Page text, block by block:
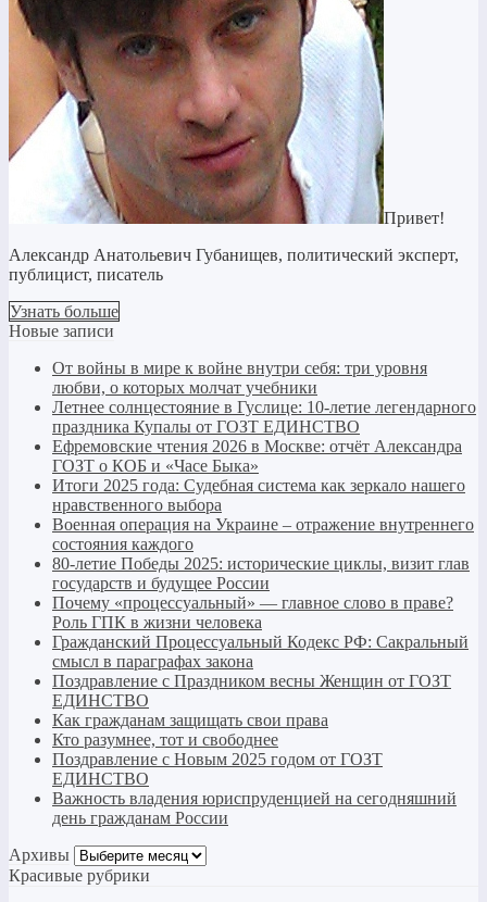
Привет!
Александр Анатольевич Губанищев, политический эксперт,
публицист, писатель
Узнать больше
Новые записи
От войны в мире к войне внутри себя: три уровня
любви, о которых молчат учебники
Летнее солнцестояние в Гуслице: 10-летие легендарного
праздника Купалы от ГОЗТ ЕДИНСТВО
Ефремовские чтения 2026 в Москве: отчёт Александра
ГОЗТ о КОБ и «Часе Быка»
Итоги 2025 года: Судебная система как зеркало нашего
нравственного выбора
Военная операция на Украине – отражение внутреннего
состояния каждого
80-летие Победы 2025: исторические циклы, визит глав
государств и будущее России
Почему «процессуальный» — главное слово в праве?
Роль ГПК в жизни человека
Гражданский Процессуальный Кодекс РФ: Сакральный
смысл в параграфах закона
Поздравление с Праздником весны Женщин от ГОЗТ
ЕДИНСТВО
Как гражданам защищать свои права
Кто разумнее, тот и свободнее
Поздравление с Новым 2025 годом от ГОЗТ
ЕДИНСТВО
Важность владения юриспруденцией на сегодняшний
день гражданам России
Архивы Архивы
Красивые рубрики